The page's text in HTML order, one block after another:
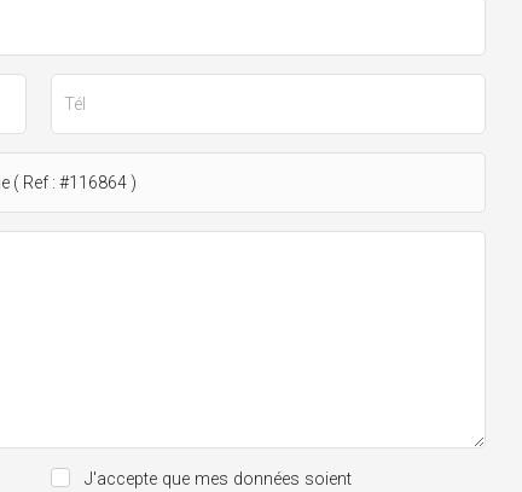
J'accepte que mes données soient